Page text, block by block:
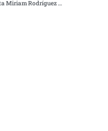
Violonchelista Miriam Rodríguez llevará su talento musical a Arizona State University